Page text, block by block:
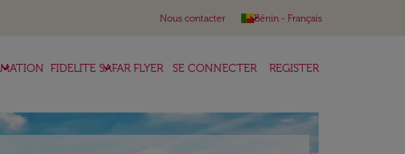
Nous contacter Bénin - Français
keyboard_arrow_down
FIDELITE SAFAR FLYER
keyboard_arrow_down SE CONNECTER REGISTER